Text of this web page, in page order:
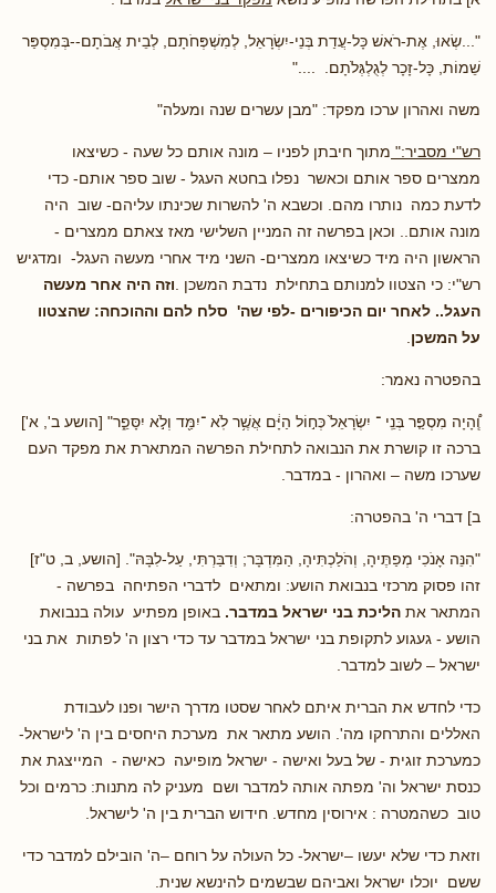
"...שְׂאוּ, אֶת-רֹאשׁ כָּל-עֲדַת בְּנֵי-יִשְׂרָאֵל, לְמִשְׁפְּחֹתָם, לְבֵית אֲבֹתָם--בְּמִסְפַּר
שֵׁמוֹת, כָּל-זָכָר לְגֻלְגְּלֹתָם. ...."
משה ואהרון ערכו מפקד: "מבן עשרים שנה ומעלה"
רש"י מסביר:" מתוך חיבתן לפניו – מונה אותם כל שעה - כשיצאו
ממצרים ספר אותם וכאשר נפלו בחטא העגל - שוב ספר אותם- כדי
לדעת כמה נותרו מהם. וכשבא ה' להשרות שכינתו עליהם- שוב היה
מונה אותם.. וכאן בפרשה זה המניין השלישי מאז צאתם ממצרים -
הראשון היה מיד כשיצאו ממצרים- השני מיד אחרי מעשה העגל- ומדגיש
רש"י: כי הצטוו למנותם בתחילת נדבת המשכן . וזה היה אחר מעשה
העגל.. לאחר יום הכיפורים -לפי שה' סלח להם וההוכחה: שהצטוו
על המשכן
בהפטרה נאמר:
וְֽ֠הָיָה מִסְפַּ֤ר בְּנֵֽי ־ יִשְׂרָאֵל֙ כְּח֣וֹל הַיָּ֔ם אֲשֶׁ֥ר לֹֽא ־יִמַּ֖ד וְלֹ֣א יִסָּפֵ֑ר" [הושע ב', א']
ברכה זו קושרת את הנבואה לתחילת הפרשה המתארת את מפקד העם
שערכו משה – ואהרון - במדבר.
ב] דברי ה' בהפטרה:
"הִנֵּה אָנֹכִי מְפַתֶּיהָ, וְהֹלַכְתִּיהָ, הַמִּדְבָּר; וְדִבַּרְתִּי, עַל-לִבָּהּ". [הושע, ב, ט"ז]
זהו פסוק מרכזי בנבואת הושע: ומתאים לדברי הפתיחה בפרשה -
המתאר את הליכת בני ישראל במדבר. באופן מפתיע עולה בנבואת
הושע - געגוע לתקופת בני ישראל במדבר עד כדי רצון ה' לפתות את בני
ישראל – לשוב למדבר.
כדי לחדש את הברית איתם לאחר שסטו מדרך הישר ופנו לעבודת
האללים והתרחקו מה'. הושע מתאר את מערכת היחסים בין ה' לישראל-
כמערכת זוגית - של בעל ואישה - ישראל מופיעה כאישה - המייצגת את
כנסת ישראל וה' מפתה אותה למדבר ושם מעניק לה מתנות: כרמים וכל
טוב כשהמטרה : אירוסין מחדש. חידוש הברית בין ה' לישראל.
וזאת כדי שלא יעשו –ישראל- כל העולה על רוחם –ה' הובילם למדבר כדי
ששם יוכלו ישראל ואביהם שבשמים להינשא שנית.